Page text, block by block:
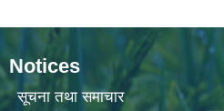
Notices
सूचना तथा समाचार